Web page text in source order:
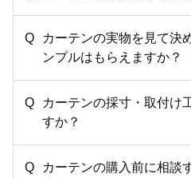
カーテンの実物を見て決
ンプルはもらえますか？
カーテンの採寸・取付け
すか？
カーテンの購入前に相談